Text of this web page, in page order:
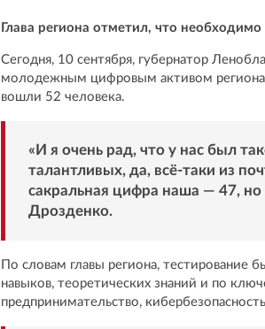
Глава региона отметил, что
Сегодня, 10 сентября, губернатор
молодежным цифровым активом региона,
вошли 52 человека.
«И я очень рад, что у нас был
талантливых, да, всё-таки из
сакральная цифра наша — 47,
Дрозденко.
По словам главы региона, тестирование
навыков, теоретических знаний и по
предпринимательство,